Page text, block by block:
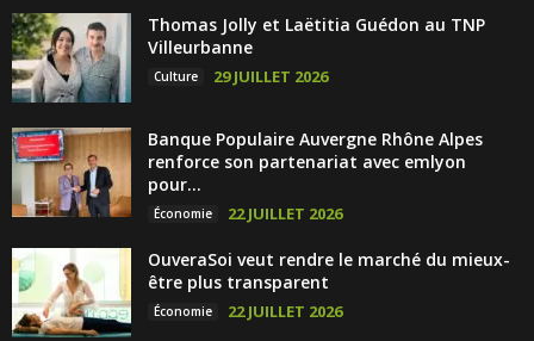
Thomas Jolly et Laëtitia Guédon au TNP
Villeurbanne
Culture 29 JUILLET 2026
Banque Populaire Auvergne Rhône Alpes
renforce son partenariat avec emlyon
pour...
Économie 22 JUILLET 2026
OuveraSoi veut rendre le marché du mieux-
être plus transparent
Économie 22 JUILLET 2026